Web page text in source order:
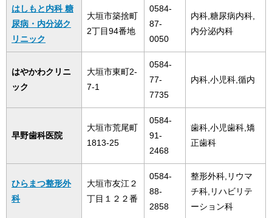
はしもと内科 糖
尿病・内分泌ク
リニック
大垣市築捨町
2丁目94番地
0584-
87-
0050
内科,糖尿病内科,
内分泌内科
はやかわクリニ
ック
大垣市東町2-
7-1
0584-
77-
7735
内科,小児科,循内
早野歯科医院
大垣市荒尾町
1813-25
0584-
91-
2468
歯科,小児歯科,矯
正歯科
ひらまつ整形外
科
大垣市友江２
丁目１２２番
0584-
88-
2858
整形外科,リウマ
チ科,リハビリテ
ーション科